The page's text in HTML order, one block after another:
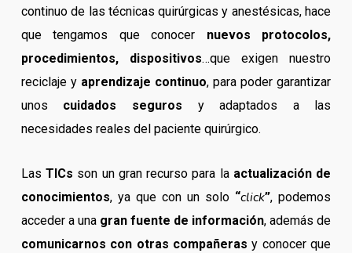
continuo de las técnicas quirúrgicas y anestésicas, hace
que tengamos que conocer nuevos protocolos,
procedimientos, dispositivos…que exigen nuestro
reciclaje y aprendizaje continuo, para poder garantizar
unos cuidados seguros y adaptados a las
necesidades reales del paciente quirúrgico.
LasTICs son un gran recurso para la actualización de
conocimientos, ya que con un solo “click”, podemos
acceder a una gran fuente de información, además de
comunicarnos con otras compañeras y conocer que